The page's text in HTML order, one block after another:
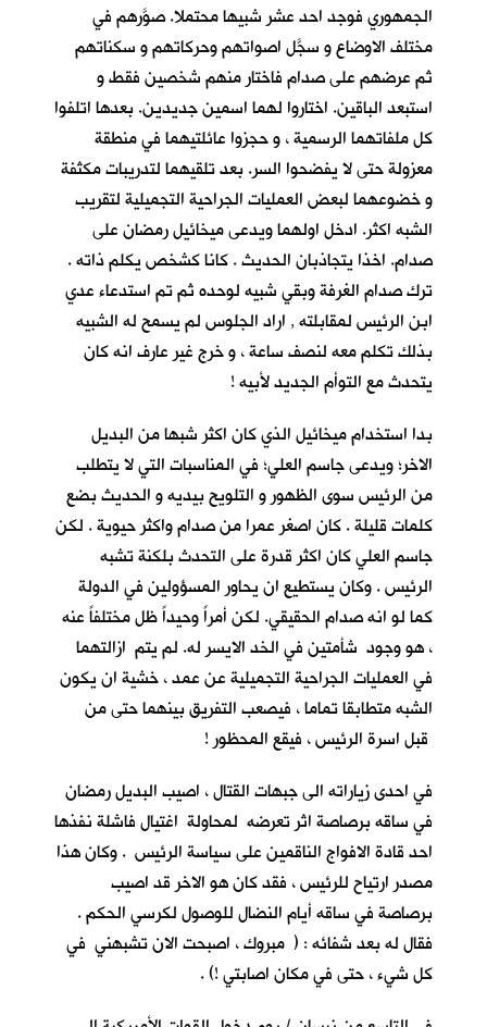
الجمهوري فوجد احد عشر شبيها محتملا. صوَّرهم في
مختلف الاوضاع و سجَّل اصواتهم وحركاتهم و سكناتهم
ثم عرضهم على صدام فاختار منهم شخصين فقط و
استبعد الباقين. اختاروا لهما اسمين جديدين. بعدها اتلفوا
كل ملفاتهما الرسمية ، و حجزوا عائلتيهما في منطقة
معزولة حتى لا يفضحوا السر. بعد تلقيهما لتدريبات مكثفة
و خضوعهما لبعض العمليات الجراحية التجميلية لتقريب
الشبه اكثر. ادخل اولهما ويدعى ميخائيل رمضان على
صدام. اخذا يتجاذبان الحديث . كانا كشخص يكلم ذاته .
ترك صدام الغرفة وبقي شبيه لوحده ثم تم استدعاء عدي
ابن الرئيس لمقابلته , اراد الجلوس لم يسمح له الشبيه
بذلك تكلم معه لنصف ساعة ، و خرج غير عارف انه كان
يتحدث مع التوأم الجديد لأبيه !
بدا استخدام ميخائيل الذي كان اكثر شبها من البديل
الاخر؛ ويدعى جاسم العلي؛ في المناسبات التي لا يتطلب
من الرئيس سوى الظهور و التلويح بيديه و الحديث بضع
كلمات قليلة . كان اصغر عمرا من صدام واكثر حيوية . لكن
جاسم العلي كان اكثر قدرة على التحدث بلكنة تشبه
الرئيس . وكان يستطيع ان يحاور المسؤولين في الدولة
كما لو انه صدام الحقيقي. لكن أمراً وحيداً ظل مختلفاً عنه
، هو وجود شأمتين في الخد الايسر له. لم يتم ازالتهما
في العمليات الجراحية التجميلية عن عمد ، خشية ان يكون
الشبه متطابقا تماما ، فيصعب التفريق بينهما حتى من
قبل اسرة الرئيس ، فيقع المحظور !
في احدى زياراته الى جبهات القتال ، اصيب البديل رمضان
في ساقه برصاصة اثر تعرضه لمحاولة اغتيال فاشلة نفذها
احد قادة الافواج الناقمين على سياسة الرئيس . وكان هذا
مصدر ارتياح للرئيس ، فقد كان هو الاخر قد اصيب
برصاصة في ساقه أيام النضال للوصول لكرسي الحكم .
فقال له بعد شفائه : ( مبروك ، اصبحت الان تشبهني في
كل شيء ، حتى في مكان اصابتي !) .